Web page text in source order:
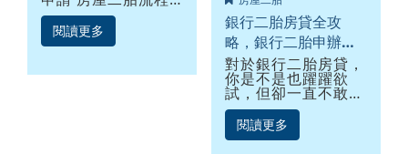
有哪些，有什麼風險
嗎？了解自己即將辦
理的二胎房貸，絕對
都認為，房貸利率是
閱讀更多
銀行二胎房貸全攻
略，銀行二胎申辦條
件及利率比較，教您
貸到好方案
對於銀行二胎房貸，
你是不是也躍躍欲
試，但卻一直不敢去
申請呢？其實銀行二
胎申辦方式不難，但
要找到最適合你的銀
閱讀更多